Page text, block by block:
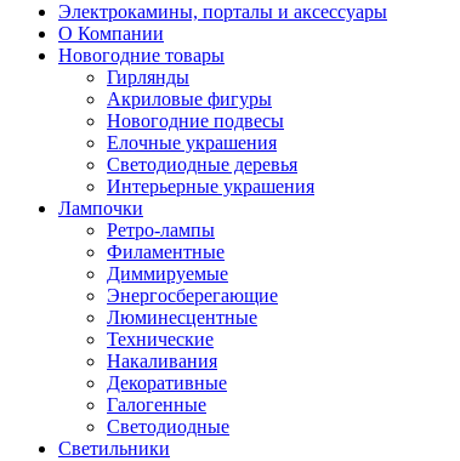
Электрокамины, порталы и аксессуары
О Компании
Новогодние товары
Гирлянды
Акриловые фигуры
Новогодние подвесы
Елочные украшения
Светодиодные деревья
Интерьерные украшения
Лампочки
Ретро-лампы
Филаментные
Диммируемые
Энергосберегающие
Люминесцентные
Технические
Накаливания
Декоративные
Галогенные
Светодиодные
Светильники